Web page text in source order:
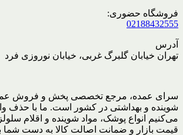
فروشگاه حضوری:
02188432555
آدرس
تهران خیابان گلبرگ غربی، خیابان نوروزی فرد
سرای عمده، مرجع تخصصی پخش و فروش
شوینده و بهداشتی در کشور است. ما با حذف
می‌کنیم انواع پوشک، مواد شوینده و اقلام
قیمت بازار و ضمانت اصالت کالا به دست شما